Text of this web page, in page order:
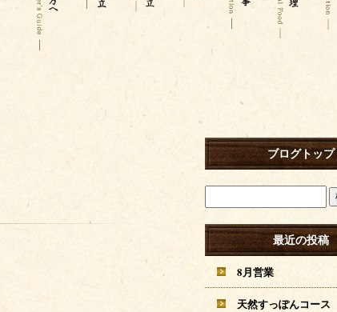
ブログトップ
最近の投稿
8月営業
天然すっぽんコース